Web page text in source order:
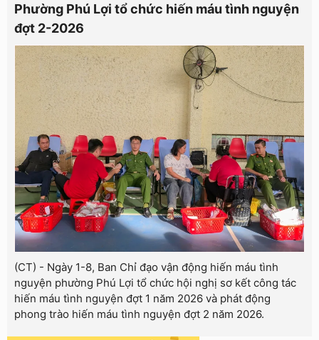
Phường Phú Lợi tổ chức hiến máu tình nguyện
đợt 2-2026
(CT) - Ngày 1-8, Ban Chỉ đạo vận động hiến máu tình
nguyện phường Phú Lợi tổ chức hội nghị sơ kết công tác
hiến máu tình nguyện đợt 1 năm 2026 và phát động
phong trào hiến máu tình nguyện đợt 2 năm 2026.